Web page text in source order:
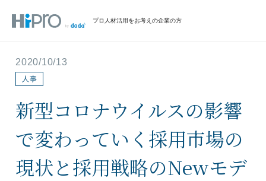
プロ人材活用をお考えの企業の方
2020/10/13
人事
新型コロナウイルスの影響
で変わっていく採用市場の
現状と採用戦略のNewモデ